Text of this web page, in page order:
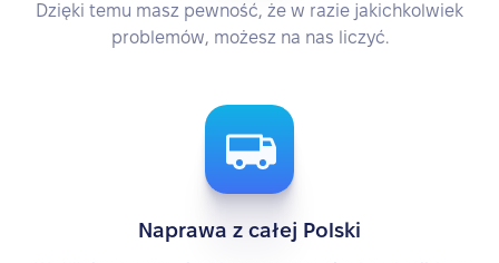
Dzięki temu masz pewność, że w razie jakichkolwiek
problemów, możesz na nas liczyć.
Naprawa z całej Polski